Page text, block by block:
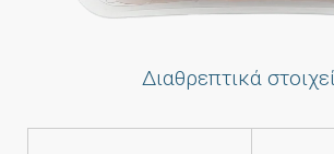
Διαθρεπτικά